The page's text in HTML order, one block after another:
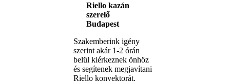
Riello kazán
szerelő
Budapest
Szakemberink igény
szerint akár 1-2 órán
belül kiérkeznek önhöz
és segítenek megjavítani
Riello konvektorát.